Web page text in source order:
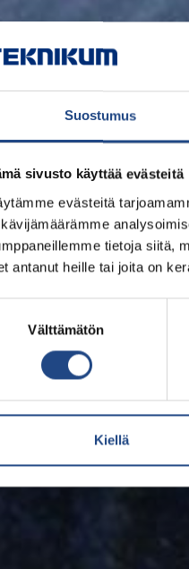
Suostumus
sivusto käyttää evästeitä
evästeitä
tietoja siitä,
antanut heille tai joita on
Välttämätön
Kiellä